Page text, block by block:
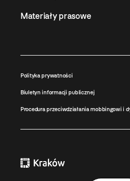
Materiały prasowe
Polityka prywatności
Biuletyn informacji publicznej
Procedura przeciwdziałania mobbingowi i